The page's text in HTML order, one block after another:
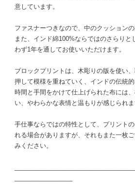
意しています。
ファスナーつきなので、中のクッションの
また、インド綿100%ならではのさらりと
わず1年を通してお使いいただけます。
ブロックプリントは、木彫りの版を使い
押して模様を重ねていく、インドの伝統的
時間と手間をかけて仕上げられた布には
い、やわらかな表情と温もりが感じられま
手仕事ならではの特性として、プリント
れる場合がありますが、それもまた一枚
みください。